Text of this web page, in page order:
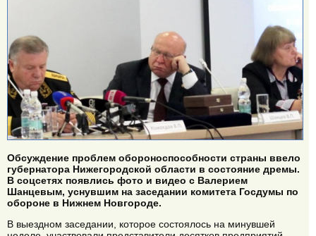
Обсуждение проблем обороноспособности страны ввело
губернатора Нижегородской области в состояние дремы.
В соцсетях появлись фото и видео с Валерием
Шанцевым, уснувшим на заседании комитета Госдумы по
обороне в Нижнем Новгороде.
В выездном заседании, которое состоялось на минувшей